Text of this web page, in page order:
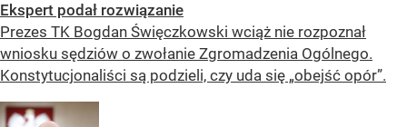
Ekspert podał rozwiązanie
Prezes TK Bogdan Święczkowski wciąż nie rozpoznał
wniosku sędziów o zwołanie Zgromadzenia Ogólnego.
Konstytucjonaliści są podzieli, czy uda się „obejść opór”.